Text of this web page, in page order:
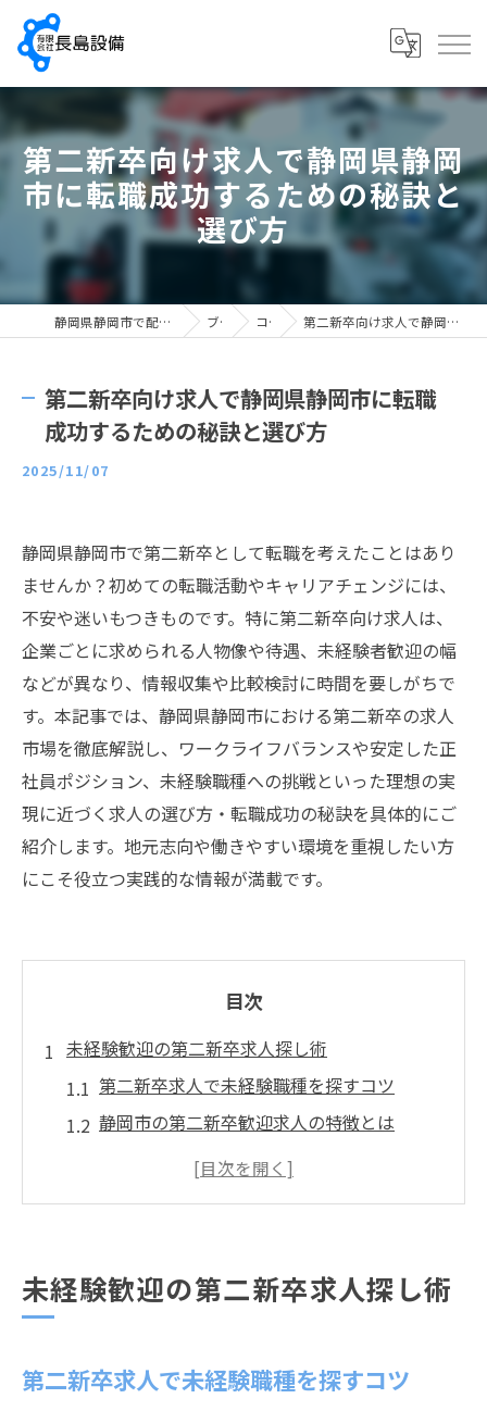
第二新卒向け求人で静岡県静岡
市に転職成功するための秘訣と
選び方
静岡県静岡市で配管工の求人なら有限会社長島設備 ブログ コラム 第二新卒向け求人で静岡県静岡市に転職成功するための秘訣と選び方
第二新卒向け求人で静岡県静岡市に転職
成功するための秘訣と選び方
2025/11/07
静岡県静岡市で第二新卒として転職を考えたことはあり
ませんか？初めての転職活動やキャリアチェンジには、
不安や迷いもつきものです。特に第二新卒向け求人は、
企業ごとに求められる人物像や待遇、未経験者歓迎の幅
などが異なり、情報収集や比較検討に時間を要しがちで
す。本記事では、静岡県静岡市における第二新卒の求人
市場を徹底解説し、ワークライフバランスや安定した正
社員ポジション、未経験職種への挑戦といった理想の実
現に近づく求人の選び方・転職成功の秘訣を具体的にご
紹介します。地元志向や働きやすい環境を重視したい方
にこそ役立つ実践的な情報が満載です。
目次
未経験歓迎の第二新卒求人探し術
第二新卒求人で未経験職種を探すコツ
静岡市の第二新卒歓迎求人の特徴とは
未経験から正社員を目指す第二新卒対策
静岡市で働きやすい第二新卒の魅力
第二新卒で叶う働きやすい環境の見極め方
ワークライフバランス重視の求人選び
未経験歓迎の第二新卒求人探し術
第二新卒求人で未経験職種を探すコツ